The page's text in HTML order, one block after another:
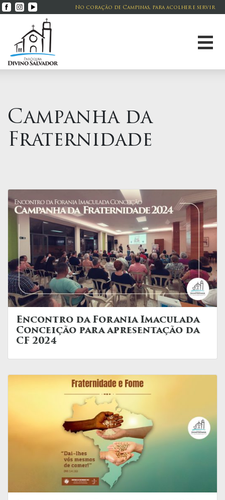
No coração de Campinas, para acolher e servir
Campanha da
Fraternidade
Encontro da Forania Imaculada
Conceição para apresentação da
CF 2024